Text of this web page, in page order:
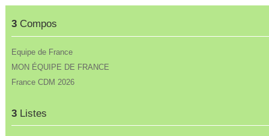
3Compos
Equipe de France
MON ÉQUIPE DE FRANCE
France CDM 2026
3Listes